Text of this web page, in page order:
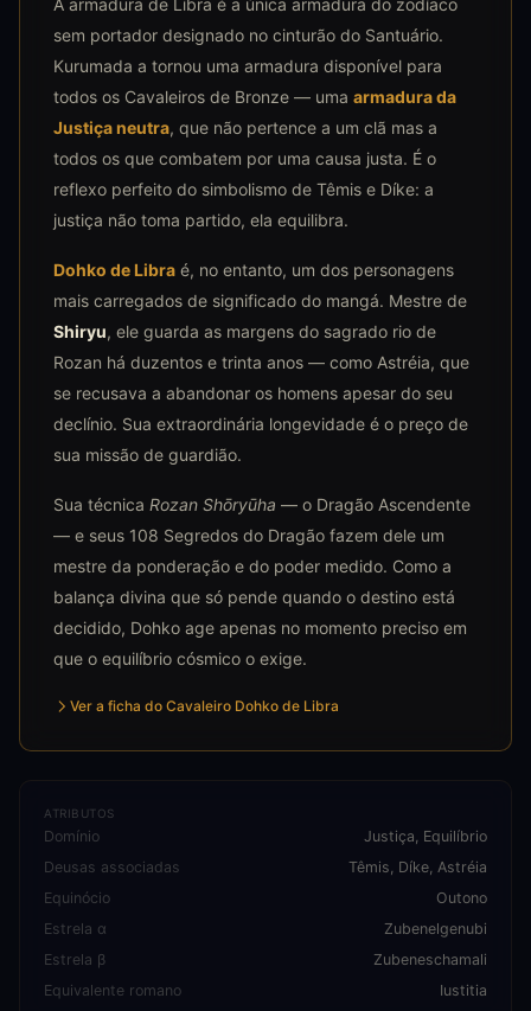
A armadura de Libra é a única armadura do zodíaco
sem portador designado no cinturão do Santuário.
Kurumada a tornou uma armadura disponível para
todos os Cavaleiros de Bronze — uma armadura da
Justiça neutra, que não pertence a um clã mas a
todos os que combatem por uma causa justa. É o
reflexo perfeito do simbolismo de Têmis e Díke: a
justiça não toma partido, ela equilibra.
Dohko de Libra é, no entanto, um dos personagens
mais carregados de significado do mangá. Mestre de
Shiryu, ele guarda as margens do sagrado rio de
Rozan há duzentos e trinta anos — como Astréia, que
se recusava a abandonar os homens apesar do seu
declínio. Sua extraordinária longevidade é o preço de
sua missão de guardião.
Sua técnica Rozan Shōryūha — o Dragão Ascendente
— e seus 108 Segredos do Dragão fazem dele um
mestre da ponderação e do poder medido. Como a
balança divina que só pende quando o destino está
decidido, Dohko age apenas no momento preciso em
que o equilíbrio cósmico o exige.
Ver a ficha do Cavaleiro Dohko de Libra
ATRIBUTOS
Domínio
Justiça, Equilíbrio
Deusas associadas
Têmis, Díke, Astréia
Equinócio
Outono
Estrela α
Zubenelgenubi
Estrela β
Zubeneschamali
Equivalente romano
Iustitia